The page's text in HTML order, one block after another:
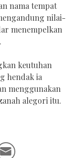
nama tempat
nilai-
menempelkan
keutuhan
hendak ia
menggunakan
alegori itu.